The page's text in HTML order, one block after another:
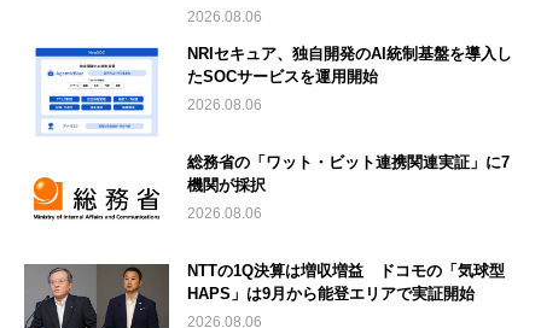
2026.08.06
NRIセキュア、独自開発のAI統制基盤を導入し
たSOCサービスを運用開始
2026.08.06
総務省の「ワット・ビット連携関連実証」に7
機関が採択
2026.08.06
NTTの1Q決算は増収増益 ドコモの「気球型
HAPS」は9月から能登エリアで実証開始
2026.08.06